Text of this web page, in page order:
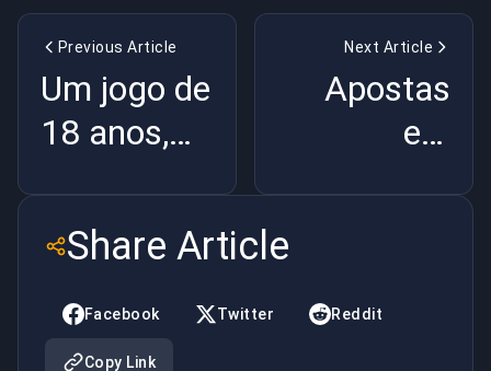
Previous Article
Um jogo de
18 anos,
TVs de
tubo |
BuyBoosting
Next Article
Apostas
em
7 dias |
Share Article
Facebook Twitter Reddit
Copy Link